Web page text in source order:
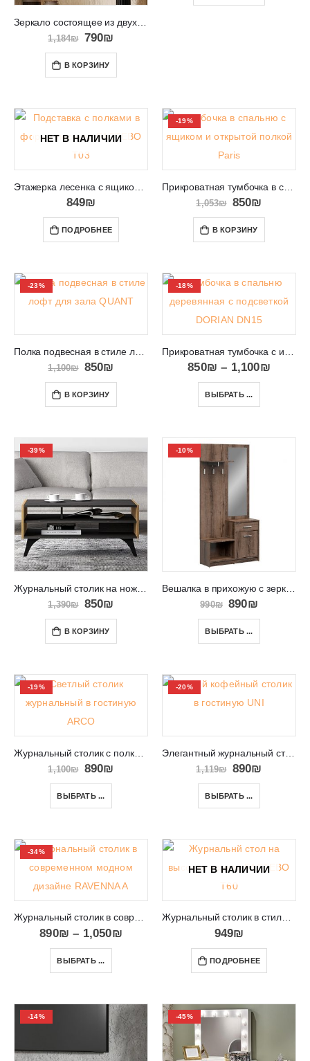
Зеркало состоящее из двух половин с подсветкой LEREND LS 07
1,184₪ 790₪
В КОРЗИНУ
НЕТ В НАЛИЧИИ
Этажерка лесенка с ящиком FASTEBO T03
849₪
ПОДРОБНЕЕ
-19%
Прикроватная тумбочка в спальню темного цвета Paris
1,053₪ 850₪
В КОРЗИНУ
-23%
Полка подвесная в стиле лофт для зала QUANT 05
1,100₪ 850₪
В КОРЗИНУ
-18%
850₪ – 1,100₪
ВЫБРАТЬ ...
-39%
Журнальный столик на ножках и местом хранения TOSCANIA 7
1,390₪ 850₪
В КОРЗИНУ
-10%
Вешалка в прихожую с зеркалом и ящиками в Израиле Lepo
990₪ 890₪
ВЫБРАТЬ ...
-19%
Журнальный столик с полкой в салон ARCO
1,100₪ 890₪
ВЫБРАТЬ ...
-20%
Элегантный журнальный столик с дополнительной полкой UNI
1,119₪ 890₪
ВЫБРАТЬ ...
-34%
Журнальный столик в современном модном дизайне RAVENNA A
890₪ – 1,050₪
ВЫБРАТЬ ...
НЕТ В НАЛИЧИИ
Журнальный столик в стиле ретро FASTEBO T60
949₪
ПОДРОБНЕЕ
-14% -45%